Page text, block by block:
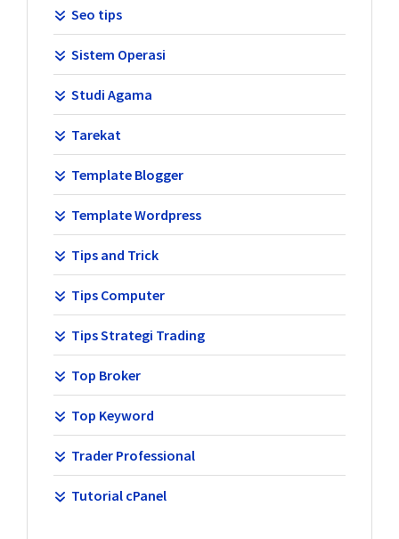
Seo tips
Sistem Operasi
Studi Agama
Tarekat
Template Blogger
Template Wordpress
Tips and Trick
Tips Computer
Tips Strategi Trading
Top Broker
Top Keyword
Trader Professional
Tutorial cPanel